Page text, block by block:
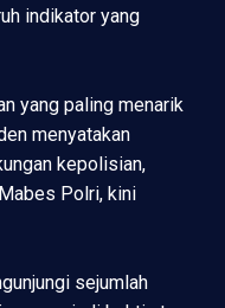
indikator yang
yang paling menarik
menyatakan
kepolisian,
Polri, kini
sejumlah